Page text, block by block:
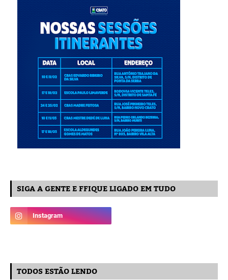
SIGA A GENTE E FFIQUE LIGADO EM TUDO
TODOS ESTÃO LENDO